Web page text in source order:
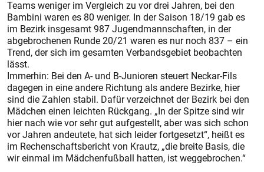
Teams weniger im Vergleich zu vor drei Jahren, bei den
Bambini waren es 80 weniger. In der Saison 18/19 gab es
im Bezirk insgesamt 987 Jugendmannschaften, in der
abgebrochenen Runde 20/21 waren es nur noch 837 – ein
Trend, der sich im gesamten Verbandsgebiet beobachten
lässt.
Immerhin: Bei den A- und B-Junioren steuert Neckar-Fils
dagegen in eine andere Richtung als andere Bezirke, hier
sind die Zahlen stabil. Dafür verzeichnet der Bezirk bei den
Mädchen einen leichten Rückgang. „In der Spitze sind wir
hier nach wie vor sehr gut aufgestellt, aber was sich schon
vor Jahren andeutete, hat sich leider fortgesetzt“, heißt es
im Rechenschaftsbericht von Krautz, „die breite Basis, die
wir einmal im Mädchenfußball hatten, ist weggebrochen.“